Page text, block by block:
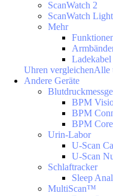
ScanWatch 2
ScanWatch Light
Mehr
Ladekabel
Uhren vergleichenAlle
Andere Geräte
BPM
BPM
BPM Core
Urin-Labor
U-Scan
U-Scan
Schlaftracker
Sleep
MultiScan™